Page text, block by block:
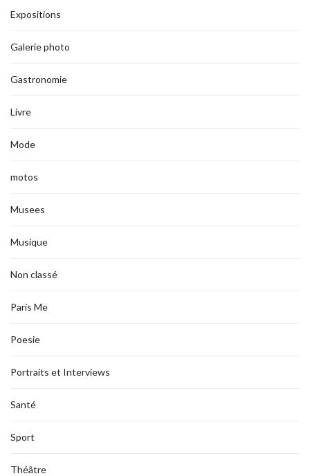
Expositions
Galerie photo
Gastronomie
Livre
Mode
motos
Musees
Musique
Non classé
Paris Me
Poesie
Portraits et Interviews
Santé
Sport
Théâtre